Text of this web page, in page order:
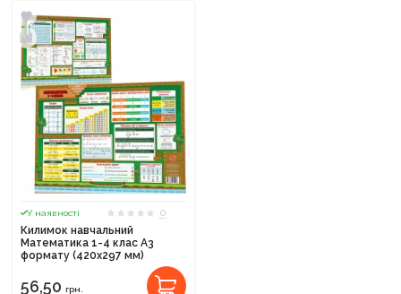
У наявності
0
Килимок навчальний
Математика 1-4 клас А3
формату (420х297 мм)
56,50 грн.
Продовжити покупки
Оформити замовлення